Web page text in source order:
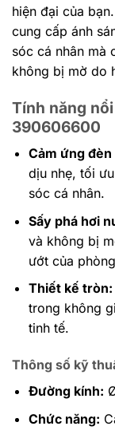
hiện đại của
cung cấp ánh
sóc cá nhân mà
không bị mờ do
Tính năng
390606600
Cảm ứng đèn
dịu nhẹ, tối
sóc cá nhân.
Sấy phá hơi
và không bị
ướt của
Thiết kế tròn:
trong không
tinh tế.
Thông số kỹ
Đường kính:
Chức năng: